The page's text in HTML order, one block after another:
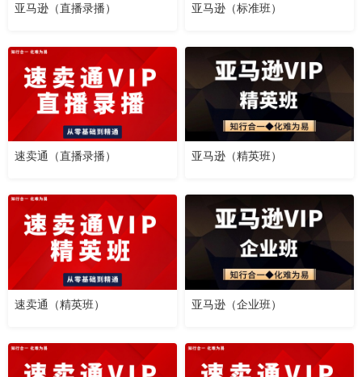
亚马逊（直播录播） 亚马逊（标准班）
速卖通（直播录播） 亚马逊（精英班）
速卖通（精英班） 亚马逊（企业班）